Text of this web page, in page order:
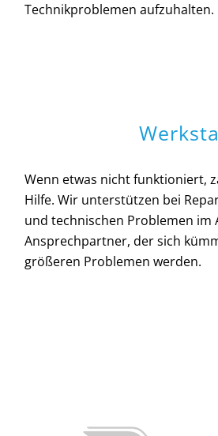
Technikproblemen aufzuhalten.
Wenn etwas nicht funktioniert,
Hilfe. Wir unterstützen bei
und technischen Problemen im
Ansprechpartner, der sich
größeren Problemen werden.